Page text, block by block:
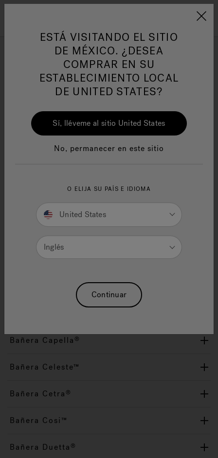
Jacuzzi&reg; Latin
Responsabilidad Social
HIDROMASAJE
Descargas de CAD
Haz clic en cualquiera de los enlaces para abrir un
en "Guardar como".
Bañera Allusion™
Bañera Arga™
Bañera Bellavista™
Bañera Capella ®
Bañera Celeste™
Bañera Cetra ®
Bañera Cosi™
Bañera Duetta ®
ESTÁ VISITANDO EL SITIO
DE MÉXICO. ¿DESEA
COMPRAR EN SU
ESTABLECIMIENTO LOCAL
DE UNITED STATES?
Sí, lléveme al sitio United States
No, permanecer en este sitio
O ELIJA SU PAÍS E IDIOMA
United States
Inglés
Continuar